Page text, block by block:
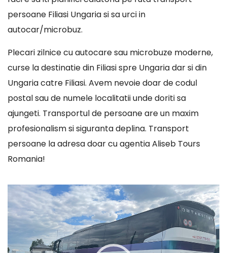
persoane Filiasi Ungaria si sa urci in
autocar/microbuz.
Plecari zilnice cu autocare sau microbuze moderne,
curse la destinatie din Filiasi spre Ungaria dar si din
Ungaria catre Filiasi. Avem nevoie doar de codul
postal sau de numele localitatii unde doriti sa
ajungeti. Transportul de persoane are un maxim
profesionalism si siguranta deplina. Transport
persoane la adresa doar cu agentia Aliseb Tours
Romania!
Player
video